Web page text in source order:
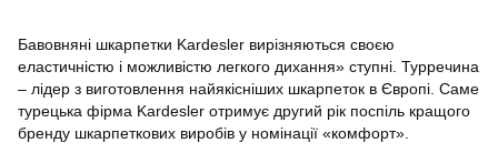
Бавовняні шкарпетки Kardesler вирізняються своєю
еластичністю і можливістю легкого дихання» ступні. Турречина
– лідер з виготовлення найякісніших шкарпеток в Європі. Саме
турецька фірма Kardesler отримує другий рік поспіль кращого
бренду шкарпеткових виробів у номінації «комфорт».